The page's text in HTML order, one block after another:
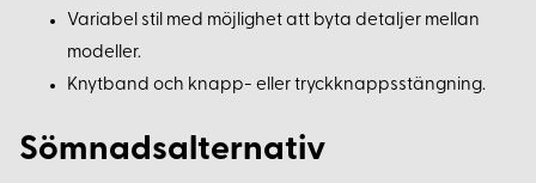
Variabel stil med möjlighet att byta detaljer mellan
modeller.
Knytband och knapp- eller tryckknappsstängning.
Sömnadsalternativ